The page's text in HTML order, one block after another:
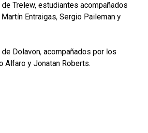
de Trelew, estudiantes acompañados
Entraigas, Sergio Paileman y
de Dolavon, acompañados por los
Alfaro y Jonatan Roberts.